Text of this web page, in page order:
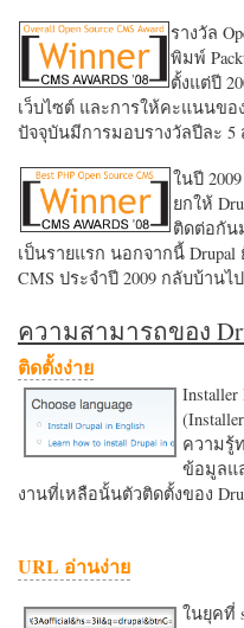
รางวัล
พิมพ์
ตั้งแต่ปี
เว็บไซต์ และการให้คะแนนข
ปัจจุบันมีการมอบรางวัลปีละ 5
ในปี
ยกให้
ติดต่อกัน
เป็นรายแรก นอกจากนี้ Drupal
CMS ประจำปี 2009 กลับบ้าน
ความสามารถของ
ติดตั้งง่าย
ความรู้
ข้อมูลแ
งานที่เหลือนั้นตัวติดตั้งของ
URL อ่านง่าย
ในยุคที่